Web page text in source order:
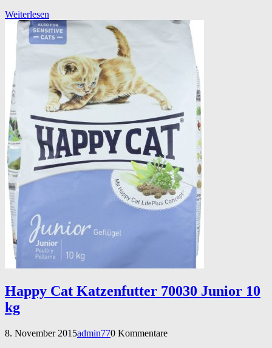
Weiterlesen
Happy Cat Katzenfutter 70030 Junior 10
kg
8. November 2015admin770 Kommentare